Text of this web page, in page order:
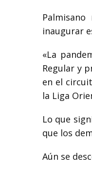
inaugurar
«La
Regular y
en el
la Liga
Lo que
que los
Aún se